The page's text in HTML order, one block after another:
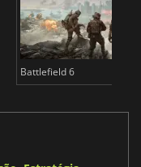
Battlefield 6